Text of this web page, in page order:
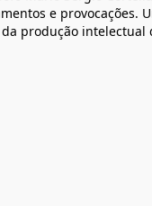
e provocações.
produção intelectual